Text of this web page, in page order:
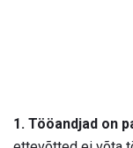
1. Tööandjad on